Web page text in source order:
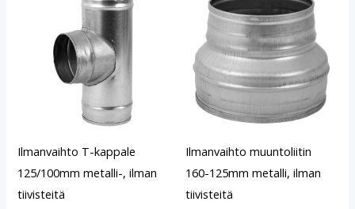
Ilmanvaihto T-kappale
125/100mm metalli-, ilman
tiivisteitä
Ilmanvaihto muuntoliitin
160-125mm metalli, ilman
tiivisteitä